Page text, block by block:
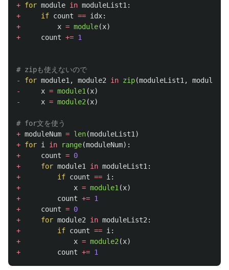
+ for module in moduleList1 :
+
if count == idx:
+
x = module(x)
+
count += 1
-
for module1 , module2 in zip(moduleList1 ,
-
x = module1 (x)
-
x = module2 (x)
+ moduleNum = len(moduleList1 )
+ for i in range(moduleNum):
+
count = 0
+
for module1 in moduleList1 :
+
if count == i :
+
x = module1 (x)
+
count += 1
+
count = 0
+
for module2 in moduleList2 :
+
if count == i :
+
x = module2 (x)
+
count += 1